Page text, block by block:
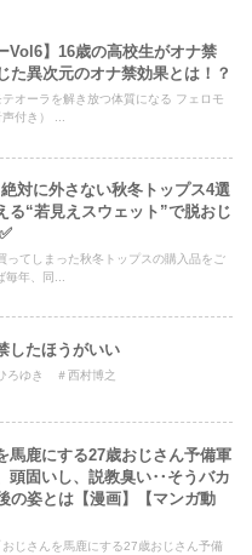
Vol6】16歳の高校生がオナ禁
た異次元のオナ禁効果とは！？
テオーラを解き放つ体質になる フェロモ
付き） ...
絶対に外さない秋冬トップス4選
る“若見えスウェット”で脱おじ
ってしまった秋冬トップスの購入品をご
毎年、同...
したほうがいい
ゆき ＃西村博之
馬鹿にする27歳おじさん予備軍
頭固いし、説教臭い‥そうバカ
の姿とは【漫画】【マンガ動
じさんを馬鹿にする27歳おじさん予備